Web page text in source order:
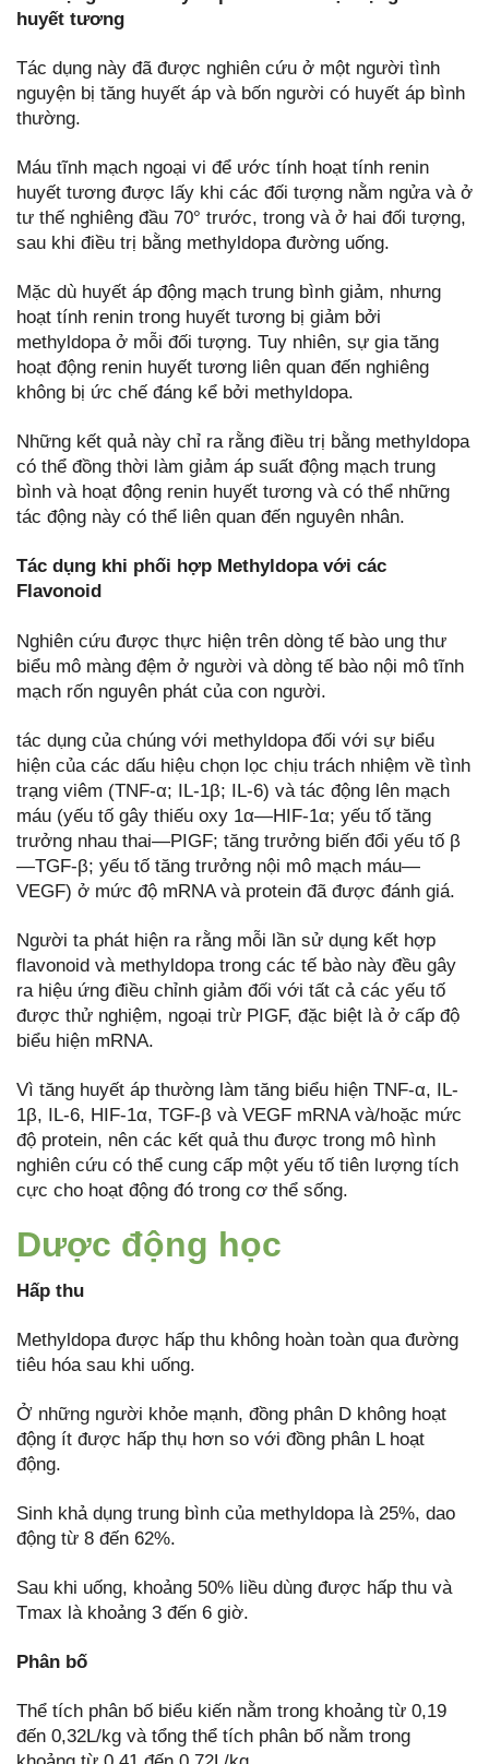
huyết tương
Tác dụng này đã được nghiên cứu ở một người tình
nguyện bị tăng huyết áp và bốn người có huyết áp bình
thường.
Máu tĩnh mạch ngoại vi để ước tính hoạt tính renin
huyết tương được lấy khi các đối tượng nằm ngửa và ở
tư thế nghiêng đầu 70° trước, trong và ở hai đối tượng,
sau khi điều trị bằng methyldopa đường uống.
Mặc dù huyết áp động mạch trung bình giảm, nhưng
hoạt tính renin trong huyết tương bị giảm bởi
methyldopa ở mỗi đối tượng. Tuy nhiên, sự gia tăng
hoạt động renin huyết tương liên quan đến nghiêng
không bị ức chế đáng kể bởi methyldopa.
Những kết quả này chỉ ra rằng điều trị bằng methyldopa
có thể đồng thời làm giảm áp suất động mạch trung
bình và hoạt động renin huyết tương và có thể những
tác động này có thể liên quan đến nguyên nhân.
Tác dụng khi phối hợp Methyldopa với các
Flavonoid
Nghiên cứu được thực hiện trên dòng tế bào ung thư
biểu mô màng đệm ở người và dòng tế bào nội mô tĩnh
mạch rốn nguyên phát của con người.
tác dụng của chúng với methyldopa đối với sự biểu
hiện của các dấu hiệu chọn lọc chịu trách nhiệm về tình
trạng viêm (TNF-α; IL-1β; IL-6) và tác động lên mạch
máu (yếu tố gây thiếu oxy 1α—HIF-1α; yếu tố tăng
trưởng nhau thai—PIGF; tăng trưởng biến đổi yếu tố β
—TGF-β; yếu tố tăng trưởng nội mô mạch máu—
VEGF) ở mức độ mRNA và protein đã được đánh giá.
Người ta phát hiện ra rằng mỗi lần sử dụng kết hợp
flavonoid và methyldopa trong các tế bào này đều gây
ra hiệu ứng điều chỉnh giảm đối với tất cả các yếu tố
được thử nghiệm, ngoại trừ PIGF, đặc biệt là ở cấp độ
biểu hiện mRNA.
Vì tăng huyết áp thường làm tăng biểu hiện TNF-α, IL-
1β, IL-6, HIF-1α, TGF-β và VEGF mRNA và/hoặc mức
độ protein, nên các kết quả thu được trong mô hình
nghiên cứu có thể cung cấp một yếu tố tiên lượng tích
cực cho hoạt động đó trong cơ thể sống.
Dược động học
Hấp thu
Methyldopa được hấp thu không hoàn toàn qua đường
tiêu hóa sau khi uống.
Ở những người khỏe mạnh, đồng phân D không hoạt
động ít được hấp thụ hơn so với đồng phân L hoạt
động.
Sinh khả dụng trung bình của methyldopa là 25%, dao
động từ 8 đến 62%.
Sau khi uống, khoảng 50% liều dùng được hấp thu và
Tmax là khoảng 3 đến 6 giờ.
Phân bố
Thể tích phân bố biểu kiến nằm trong khoảng từ 0,19
đến 0,32L/kg và tổng thể tích phân bố nằm trong